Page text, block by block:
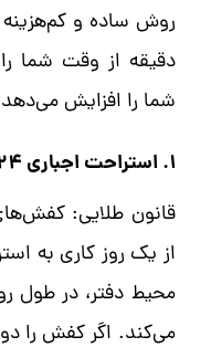
دقیقه از وقت شما
شما را افزایش
۱. استراحت اجباری ۲۴ ساعته:
قانون طلایی:
از یک روز کاری به
محیط دفتر، در طول
می‌کند. اگر کفش را